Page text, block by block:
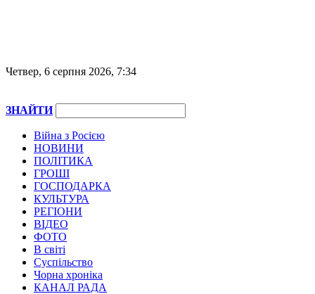
Четвер, 6 серпня 2026, 7:34
ЗНАЙТИ
Війна з Росією
НОВИНИ
ПОЛІТИКА
ГРОШІ
ГОСПОДАРКА
КУЛЬТУРА
РЕГІОНИ
ВІДЕО
ФОТО
В світі
Суспільство
Чорна хроніка
КАНАЛ РАДА